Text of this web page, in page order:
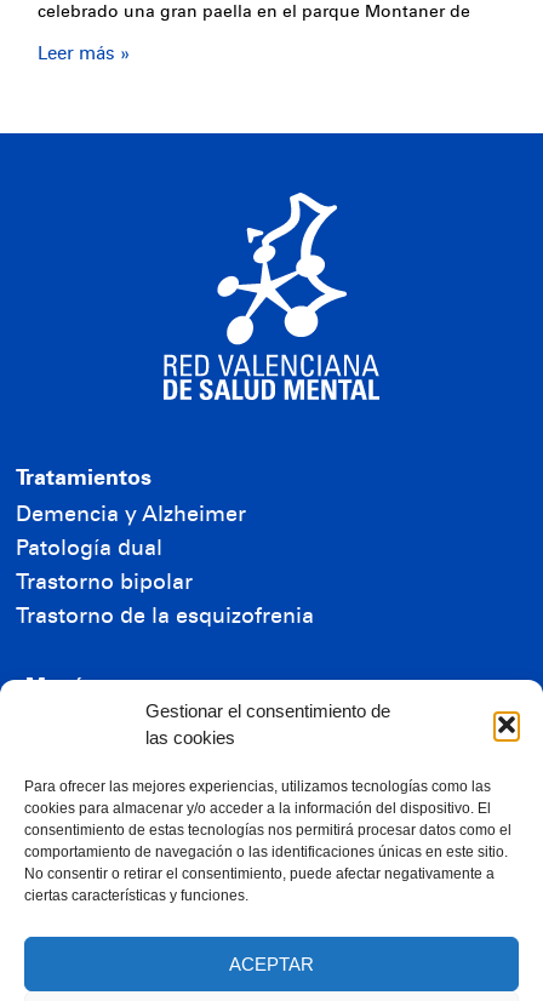
Gestionar el consentimiento de
las cookies
Para ofrecer las mejores experiencias, utilizamos tecnologías como las
cookies para almacenar y/o acceder a la información del dispositivo. El
consentimiento de estas tecnologías nos permitirá procesar datos como el
comportamiento de navegación o las identificaciones únicas en este sitio.
No consentir o retirar el consentimiento, puede afectar negativamente a
ciertas características y funciones.
ACEPTAR
celebrado una gran paella en el parque Montaner de
Leer más »
Tratamientos
Demencia y Alzheimer
Patología dual
Trastorno bipolar
Trastorno de la esquizofrenia
Menú
Residencia de Mayores
Reconocimientos
Ayudas económicas
Contacta con nosotros